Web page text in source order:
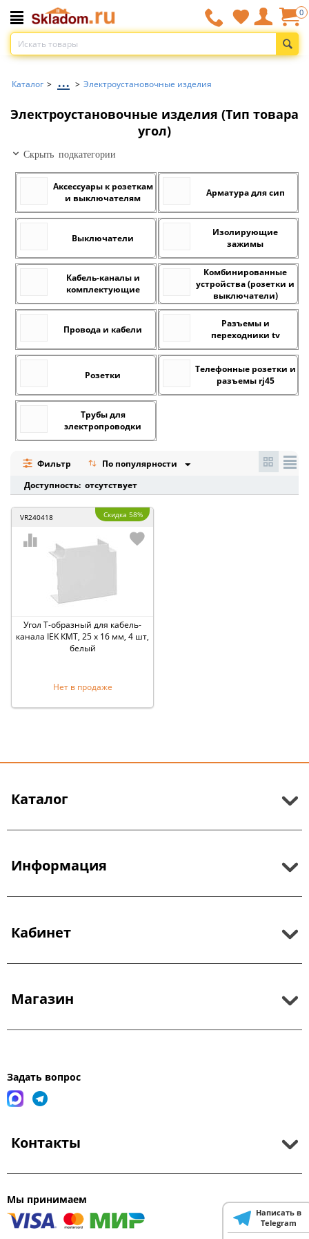
0
Каталог > ... > Электроустановочные изделия
Электроустановочные изделия (Тип товара
угол)
Скрыть подкатегории
Аксессуары к розеткам
и выключателям
Арматура для сип
Выключатели
Изолирующие
зажимы
Кабель-каналы и
комплектующие
Комбинированные
устройства (розетки и
выключатели)
Провода и кабели
Разъемы и
переходники tv
Розетки
Телефонные розетки и
разъемы rj45
Трубы для
электропроводки
Фильтр
По популярности
Доступность: отсутствует
VR240418 Скидка 58%
Угол Т-образный для кабель-
канала IEK КМТ, 25 x 16 мм, 4 шт,
белый
Нет в продаже
Каталог
Информация
Кабинет
Магазин
Задать вопрос
Контакты
Мы принимаем
Написать в
Telegram